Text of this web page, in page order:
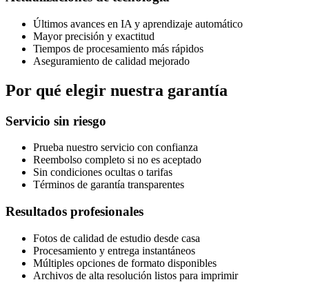
Últimos avances en IA y aprendizaje automático
Mayor precisión y exactitud
Tiempos de procesamiento más rápidos
Aseguramiento de calidad mejorado
Por qué elegir nuestra garantía
Servicio sin riesgo
Prueba nuestro servicio con confianza
Reembolso completo si no es aceptado
Sin condiciones ocultas o tarifas
Términos de garantía transparentes
Resultados profesionales
Fotos de calidad de estudio desde casa
Procesamiento y entrega instantáneos
Múltiples opciones de formato disponibles
Archivos de alta resolución listos para imprimir